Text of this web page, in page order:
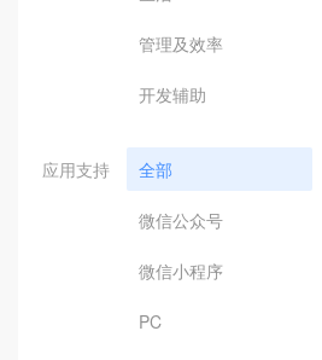
管理及效率
开发辅助
应用支持 全部
微信公众号
微信小程序
PC